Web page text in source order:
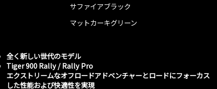
サファイアブラック
マットカーキグリーン
全く新しい世代のモデル
Tiger 900 Rally / Rally Pro
エクストリームなオフロードアドベンチャーとロードにフォーカス
した性能および快適性を実現